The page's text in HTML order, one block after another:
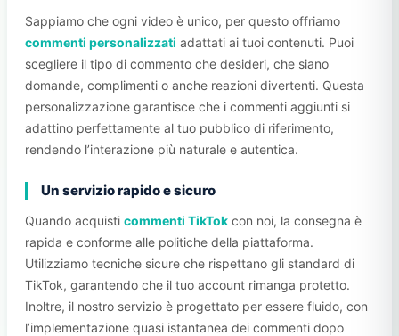
Sappiamo che ogni video è unico, per questo offriamo
commenti personalizzati adattati ai tuoi contenuti. Puoi
scegliere il tipo di commento che desideri, che siano
domande, complimenti o anche reazioni divertenti. Questa
personalizzazione garantisce che i commenti aggiunti si
adattino perfettamente al tuo pubblico di riferimento,
rendendo l’interazione più naturale e autentica.
Un servizio rapido e sicuro
Quando acquisti commenti TikTok con noi, la consegna è
rapida e conforme alle politiche della piattaforma.
Utilizziamo tecniche sicure che rispettano gli standard di
TikTok, garantendo che il tuo account rimanga protetto.
Inoltre, il nostro servizio è progettato per essere fluido, con
l’implementazione quasi istantanea dei commenti dopo